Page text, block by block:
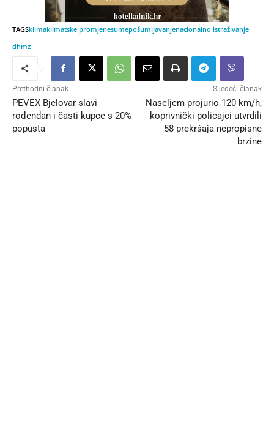
TAGSklimaklimatske promjenesumepošumljavanjenacionalno istraživanje
dhmz
Prethodni članak
PEVEX Bjelovar slavi
rođendan i časti kupce s 20%
popusta
Sljedeći članak
Naseljem projurio 120 km/h,
koprivnički policajci utvrdili
58 prekršaja nepropisne
brzine